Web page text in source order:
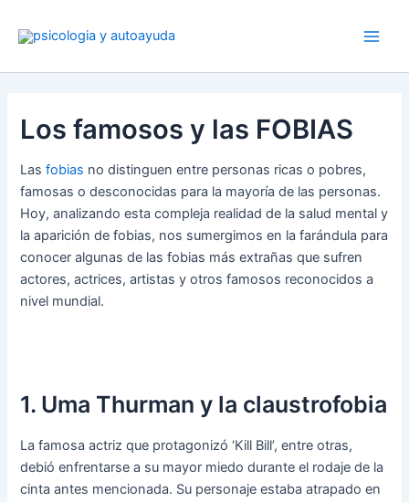
Los famosos y las FOBIAS
Lasfobias no distinguen entre personas ricas o pobres,
famosas o desconocidas para la mayoría de las personas.
Hoy, analizando esta compleja realidad de la salud mental y
la aparición de fobias, nos sumergimos en la farándula para
conocer algunas de las fobias más extrañas que sufren
actores, actrices, artistas y otros famosos reconocidos a
nivel mundial.
1. Uma Thurman y la claustrofobia
La famosa actriz que protagonizó ‘Kill Bill’, entre otras,
debió enfrentarse a su mayor miedo durante el rodaje de la
cinta antes mencionada. Su personaje estaba atrapado en